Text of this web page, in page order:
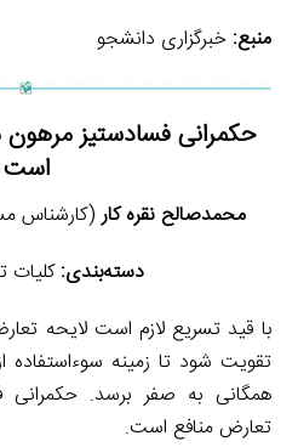
منبع: خبرگزاری دانشجو
حکمرانی فسادستیز
است
محمدصالح نقره کار(کارشناس
دسته‌بندی:کلیات
با قید تسریع لازم است لایحه
تقویت شود تا زمینه
همگانی به صفر برسد.
تعارض منافع است.